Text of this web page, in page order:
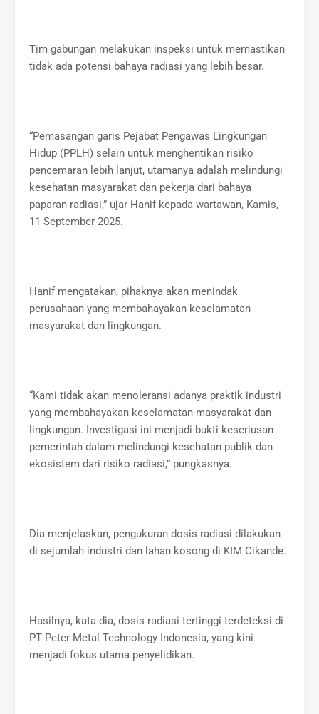
Tim gabungan melakukan inspeksi untuk memastikan
tidak ada potensi bahaya radiasi yang lebih besar.
“Pemasangan garis Pejabat Pengawas Lingkungan
Hidup (PPLH) selain untuk menghentikan risiko
pencemaran lebih lanjut, utamanya adalah melindungi
kesehatan masyarakat dan pekerja dari bahaya
paparan radiasi,” ujar Hanif kepada wartawan, Kamis,
11 September 2025.
Hanif mengatakan, pihaknya akan menindak
perusahaan yang membahayakan keselamatan
masyarakat dan lingkungan.
“Kami tidak akan menoleransi adanya praktik industri
yang membahayakan keselamatan masyarakat dan
lingkungan. Investigasi ini menjadi bukti keseriusan
pemerintah dalam melindungi kesehatan publik dan
ekosistem dari risiko radiasi,” pungkasnya.
Dia menjelaskan, pengukuran dosis radiasi dilakukan
di sejumlah industri dan lahan kosong di KIM Cikande.
Hasilnya, kata dia, dosis radiasi tertinggi terdeteksi di
PT Peter Metal Technology Indonesia, yang kini
menjadi fokus utama penyelidikan.